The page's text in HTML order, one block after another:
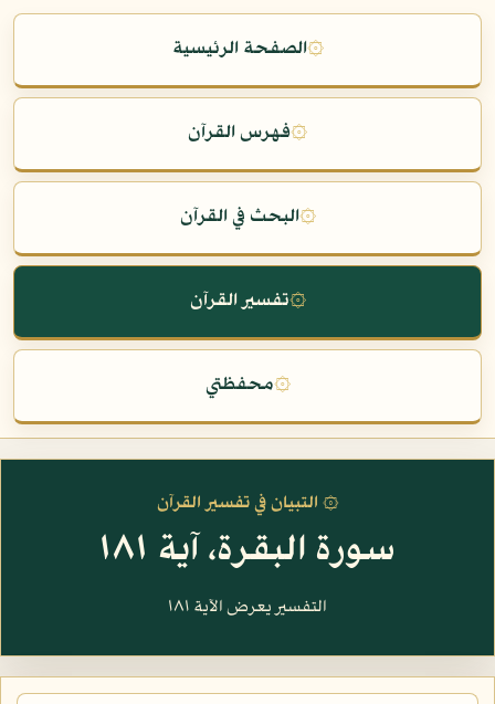
۞الصفحة الرئيسية
۞فهرس القرآن
۞البحث في القرآن
۞تفسير القرآن
۞محفظتي
۞ التبيان في تفسير القرآن
سورة البقرة، آية ١٨١
التفسير يعرض الآية ١٨١